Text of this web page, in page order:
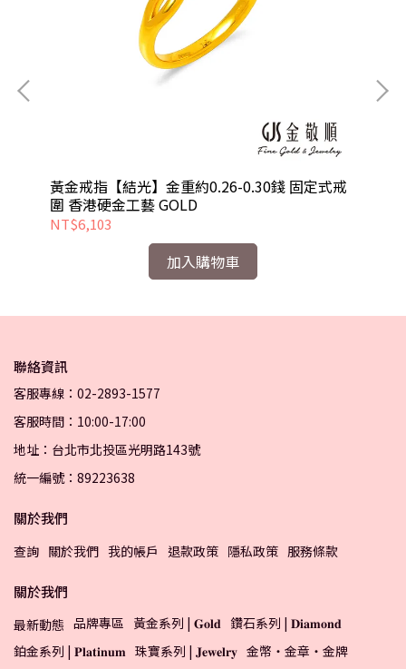
黃金戒指【結光】金重約0.26-0.30錢 固定式戒
圍 香港硬金工藝 GOLD
NT$6,103
加入購物車
聯絡資訊
客服專線：02-2893-1577
客服時間：10:00-17:00
地址：台北市北投區光明路143號
統一編號：89223638
關於我們
查詢 關於我們 我的帳戶 退款政策 隱私政策 服務條款
關於我們
最新動態 品牌專區 黃金系列 | 𝐆𝐨𝐥𝐝 鑽石系列 | 𝐃𝐢𝐚𝐦𝐨𝐧𝐝
鉑金系列 | 𝐏𝐥𝐚𝐭𝐢𝐧𝐮𝐦 珠寶系列 | 𝐉𝐞𝐰𝐞𝐥𝐫𝐲 金幣・金章・金牌